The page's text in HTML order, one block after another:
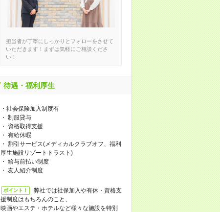
担当者が丁寧にしっかりとフォローをさせて
いただきます！まずは気軽にご相談くださ
い！
待遇・福利厚生
・社会保険加入制度有
・ 制服貸与
・ 資格取得支援
・ 有給休暇
・ 割引サービス(メディカルクラブオフ、福利
厚生施設リゾートトラスト)
・ 給与前払い制度
・ 友人紹介制度
ポイント！
弊社では社保加入や有休・資格支
援制度はもちろんのこと、
映画やエステ・ホテルなど様々な施設を特別